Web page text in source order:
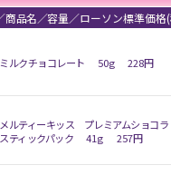
商品名 容量 ローソン標準価格
ミルクチョコレート 50g 228円
メルティーキッス プレミアムショコラ
スティックパック
41g 257円